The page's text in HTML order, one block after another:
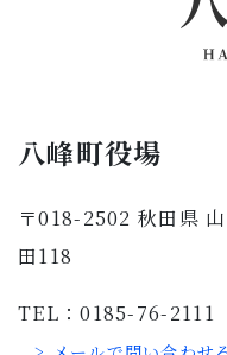
八峰町役場
〒018-2502 秋田県
田118
TEL：0185-76-